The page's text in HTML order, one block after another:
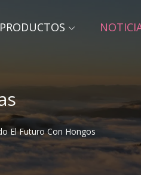
PRODUCTOS
El Futuro Con Hongos